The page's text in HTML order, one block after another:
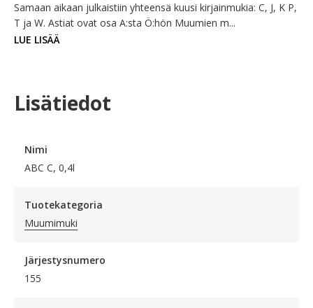
Samaan aikaan julkaistiin yhteensä kuusi kirjainmukia: C, J, K P,
T ja W. Astiat ovat osa A:sta Ö:hön Muumien m...
LUE LISÄÄ
Lisätiedot
Nimi
ABC C, 0,4l
Tuotekategoria
Muumimuki
Järjestysnumero
155